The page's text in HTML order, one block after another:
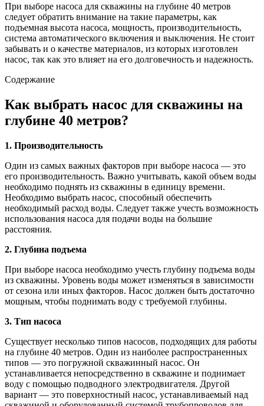
При выборе насоса для скважины на глубине 40 метров
следует обратить внимание на такие параметры, как
подъемная высота насоса, мощность, производительность,
система автоматического включения и выключения. Не стоит
забывать и о качестве материалов, из которых изготовлен
насос, так как это влияет на его долговечность и надежность.
Содержание
Как выбрать насос для скважины на
глубине 40 метров?
1. Производительность
Один из самых важных факторов при выборе насоса — это
его производительность. Важно учитывать, какой объем воды
необходимо поднять из скважины в единицу времени.
Необходимо выбрать насос, способный обеспечить
необходимый расход воды. Следует также учесть возможность
использования насоса для подачи воды на большие
расстояния.
2. Глубина подъема
При выборе насоса необходимо учесть глубину подъема воды
из скважины. Уровень воды может изменяться в зависимости
от сезона или иных факторов. Насос должен быть достаточно
мощным, чтобы поднимать воду с требуемой глубины.
3. Тип насоса
Существует несколько типов насосов, подходящих для работы
на глубине 40 метров. Один из наиболее распространенных
типов — это погружной скважинный насос. Он
устанавливается непосредственно в скважине и поднимает
воду с помощью подводного электродвигателя. Другой
вариант — это поверхностный насос, устанавливаемый над